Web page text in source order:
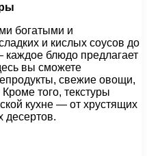
богатыми и
и кислых соусов до
блюдо предлагает
вы сможете
свежие овощи,
того, текстуры
кухне — от хрустящих
десертов.